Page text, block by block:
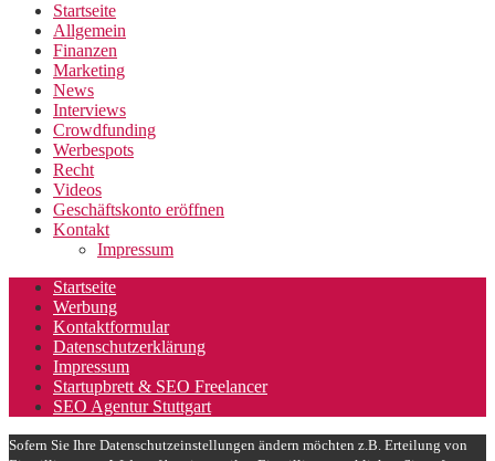
Startseite
Allgemein
Finanzen
Marketing
News
Interviews
Crowdfunding
Werbespots
Recht
Videos
Geschäftskonto eröffnen
Kontakt
Impressum
Startseite
Werbung
Kontaktformular
Datenschutzerklärung
Impressum
Startupbrett & SEO Freelancer
SEO Agentur Stuttgart
Sofern Sie Ihre Datenschutzeinstellungen ändern möchten z.B. Erteilung von